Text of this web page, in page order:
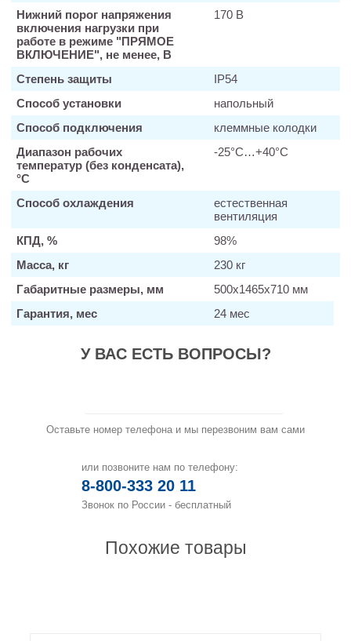
Нижний порог напряжения
включения нагрузки при
работе в режиме "ПРЯМОЕ
ВКЛЮЧЕНИЕ", не менее, В
170 В
Степень защиты
IP54
Способ установки
напольный
Способ подключения
клеммные колодки
Диапазон рабочих
температур (без конденсата),
°C
-25°С…+40°С
Способ охлаждения
естественная
вентиляция
КПД, %
98%
Масса, кг
230 кг
Габаритные размеры, мм
500х1465х710 мм
Гарантия, мес
24 мес
У ВАС ЕСТЬ ВОПРОСЫ?
Оставьте номер телефона и мы перезвоним вам сами
или позвоните нам по телефону:
8-800-333 20 11
Звонок по России - бесплатный
Похожие товары